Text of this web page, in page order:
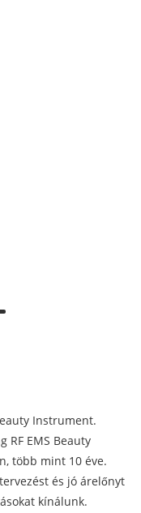
Instrument.
RF EMS Beauty
több mint 10 éve.
és jó árelőnyt
kínálunk.